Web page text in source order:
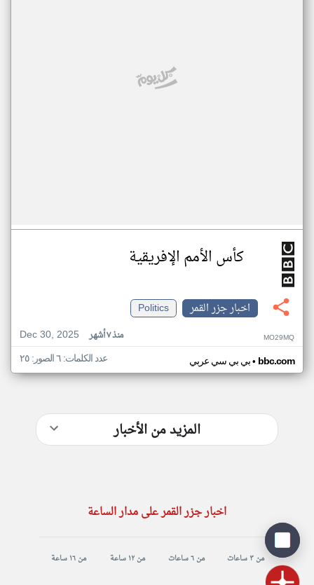
كأس الأمم الإفريقية
اخبار جزر القمر
Politics
Dec 30, 2025
منذ ٧ أشهر MO29MQ
بي بي سي عربي• bbc.com عدد الكلمات: ٦ الصور: ٢٥
المزيد من الأخبار
اخبار جزر القمر على مدار الساعة
من ٣ ساعات من ٦ ساعات من ١٢ ساعة من ١٦ ساعة